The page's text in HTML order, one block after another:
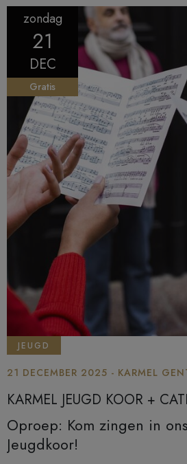
zondag
21
DEC
Gratis
JEUGD
21 DECEMBER 2025 - KARMEL
KARMEL JEUGD KOOR +
Oproep: Kom zingen in
Jeugdkoor!